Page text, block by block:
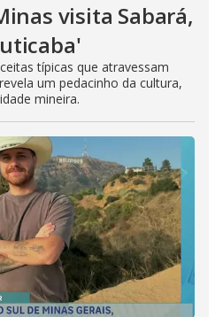
visita Sabará,
típicas que atravessam
um pedacinho da cultura,
mineira.